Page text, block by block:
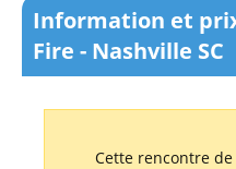
Information et
Fire - Nashville SC
Cette rencontre